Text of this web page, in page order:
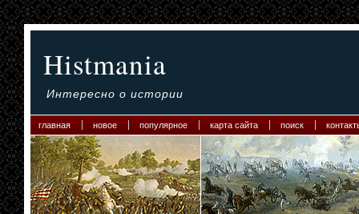
Histmania
Интересно о истории
главная новое популярное карта сайта поиск